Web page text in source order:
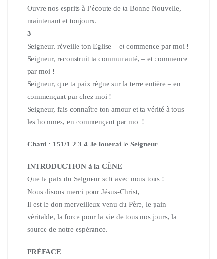
Ouvre nos esprits à l’écoute de ta Bonne Nouvelle,
maintenant et toujours.
3
Seigneur, réveille ton Eglise – et commence par moi !
Seigneur, reconstruit ta communauté, – et commence
par moi !
Seigneur, que ta paix règne sur la terre entière – en
commençant par chez moi !
Seigneur, fais connaître ton amour et ta vérité à tous
les hommes, en commençant par moi !
Chant : 151/1.2.3.4 Je louerai le Seigneur
INTRODUCTION à la CÈNE
Que la paix du Seigneur soit avec nous tous !
Nous disons merci pour Jésus-Christ,
Il est le don merveilleux venu du Père, le pain
véritable, la force pour la vie de tous nos jours, la
source de notre espérance.
PRÉFACE